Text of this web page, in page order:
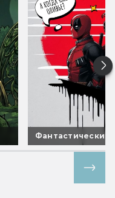
Фантастические